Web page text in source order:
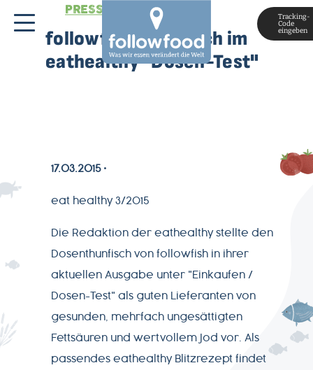
Tracking-
Code
eingeben
MAGAZIN
ÜBER
UNS
PRODUKTWELT
SERVICE
PRESSESTIMMEN
followfish Thunfisch im
eathealthy "Dosen-Test"
17.03.2015
eat healthy 3/2015
Die Redaktion der eathealthy stellte den
Dosenthunfisch von followfish in ihrer
aktuellen Ausgabe unter "Einkaufen /
Dosen-Test" als guten Lieferanten von
gesunden, mehrfach ungesättigten
Fettsäuren und wertvollem Jod vor. Als
passendes eathealthy Blitzrezept findet